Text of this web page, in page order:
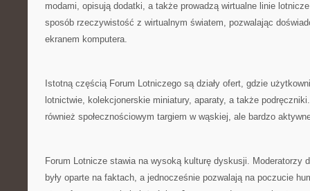
modami, opisują dodatki, a także prowadzą wirtualne linie
sposób rzeczywistość z wirtualnym światem, pozwalając
ekranem komputera.
Istotną częścią Forum Lotniczego są działy ofert, gdzie
lotnictwie, kolekcjonerskie miniatury, aparaty, a także
również społecznościowym targiem w wąskiej, ale bardzo
Forum Lotnicze stawia na wysoką kulturę dyskusji. Moderatorzy
były oparte na faktach, a jednocześnie pozwalają na poczucie